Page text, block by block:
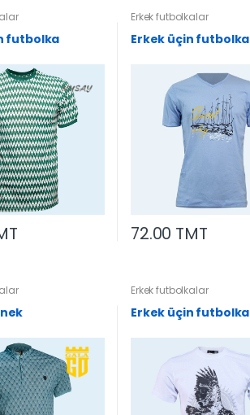
futbolka
Erkek futbolkalar
Erkek üçin futbolka
72.00 TMT
Erkek futbolkalar
Erkek üçin futbolka